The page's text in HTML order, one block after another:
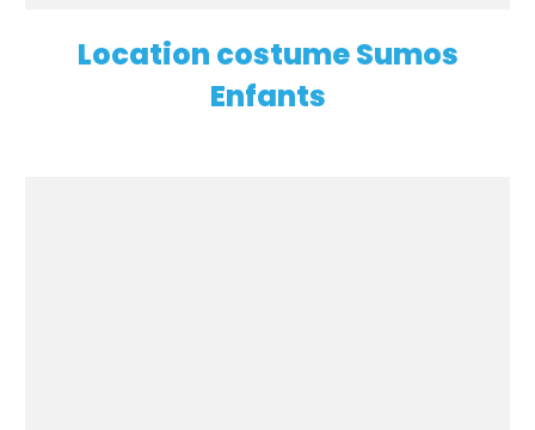
EN SAVOIR PLUS
Location costume Sumos
Enfants